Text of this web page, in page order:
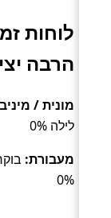
לוחות
הרבה
מונית /
לילה 0%
מעבורת:
0%